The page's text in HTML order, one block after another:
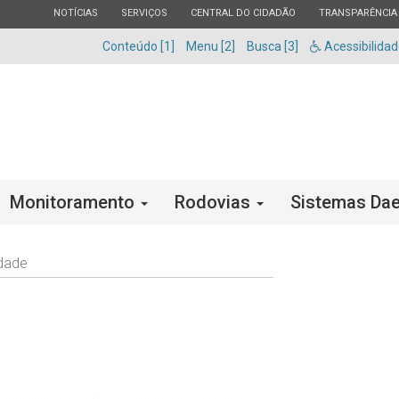
ESTADO
NOTÍCIAS ESTADO
SERVIÇOS ESTADO
CENTRAL DO CIDADÃO ESTADO
TRANSPARÊNCIA
Conteúdo [1] Menu [2] Busca [3]
Monitoramento Rodovias Sistemas